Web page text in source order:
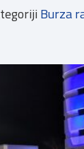
Burza